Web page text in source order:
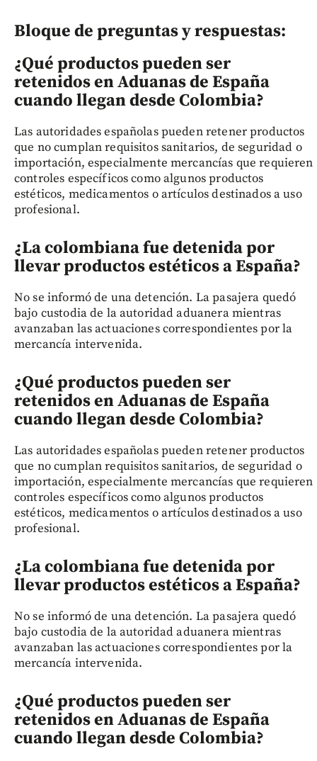
Bloque de preguntas y respuestas:
¿Qué productos pueden ser
retenidos en Aduanas de España
cuando llegan desde Colombia?
Las autoridades españolas pueden retener productos
que no cumplan requisitos sanitarios, de seguridad o
importación, especialmente mercancías que requieren
controles específicos como algunos productos
estéticos, medicamentos o artículos destinados a uso
profesional.
¿La colombiana fue detenida por
llevar productos estéticos a España?
No se informó de una detención. La pasajera quedó
bajo custodia de la autoridad aduanera mientras
avanzaban las actuaciones correspondientes por la
mercancía intervenida.
¿Qué productos pueden ser
retenidos en Aduanas de España
cuando llegan desde Colombia?
Las autoridades españolas pueden retener productos
que no cumplan requisitos sanitarios, de seguridad o
importación, especialmente mercancías que requieren
controles específicos como algunos productos
estéticos, medicamentos o artículos destinados a uso
profesional.
¿La colombiana fue detenida por
llevar productos estéticos a España?
No se informó de una detención. La pasajera quedó
bajo custodia de la autoridad aduanera mientras
avanzaban las actuaciones correspondientes por la
mercancía intervenida.
¿Qué productos pueden ser
retenidos en Aduanas de España
cuando llegan desde Colombia?